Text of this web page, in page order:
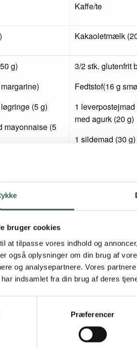
bruger cookies
at tilpasse vores indhold og
også oplysninger om din brug af
og analysepartnere. Vores
indsamlet fra din brug af deres
Præferencer
Kaffe/te
Kakaoletmælk
g)
(5 g)
mayonnaise (5
3/2 stk. glutenfrit
Fedtstof(16 g
1
med agurk (20 g)
1 sildemad (30
1 glas letmælk
g)
margarine)
Fedtstof (8 g
1 skive ost 45+
125 g råt)
Kyllingefilet (125
Broccoli (30 g)